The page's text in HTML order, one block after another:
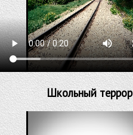
Школьный террор